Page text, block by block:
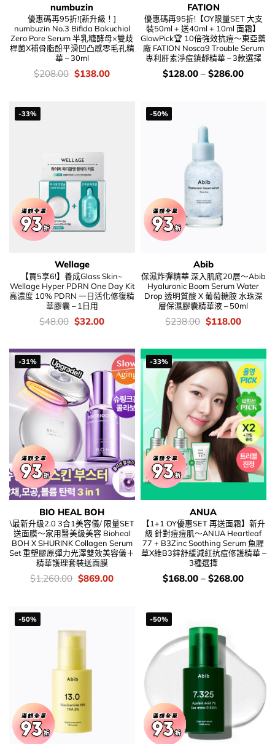
numbuzin
優惠碼再95折![新升級！]
numbuzin No.3 Bifida Bakuchiol
Zero Pore Serum 半乳糖酵母×雙歧
桿菌X補骨脂酚平滑凹凸感零毛孔精
華 – 30ml
價
$208.00 Original
$138.00Current
FATION
優惠碼再95折!【OY限量SET 大支
裝50ml + 送40ml + 10ml 面霜】
GlowPick🏆 10倍強效抗痘～東亞藥
廠 FATION Nosca9 Trouble Serum
專利肝素淨痘鎮靜精華 – 3款選擇
價
$128.00 – $286.00
-33%
Wellage
【買5享6!】養成Glass Skin~
Wellage Hyper PDRN One Day Kit
高濃度 10% PDRN 一日活化修復精
華膠囊 – 1日用
價
錢：
$48.00 Original
price
$48.00.
$32.00Current
$32.00.
-50%
Abib
保濕炸彈精華 深入肌底20層～Abib
Hyaluronic Boom Serum Water
Drop 透明質酸 X 葡萄糖胺 水珠深
層保濕膠囊精華液 – 50ml
價
錢：
$238.00 Original
price
$238.00.
$118.00Current
-31%
BIO HEAL BOH
\最新升級2.0 3合1美容儀/ 限量SET
送面膜～家用醫美級美容 Bioheal
BOH X SHURINK Collagen Serum
Set 重塑膠原彈力光澤雙效美容儀＋
精華護理套裝送面膜
價
$1,260.00 Original
$869.00Current
-33%
ANUA
【1+1 OY優惠SET 再送面霜】新升
級 針對痘痘肌～ANUA Heartleaf
77 + B3Zinc Soothing Serum 魚腥
草X維B3鋅舒緩減紅抗痘修護精華 –
3種選擇
價
$168.00 – $268.00
-50% -50%